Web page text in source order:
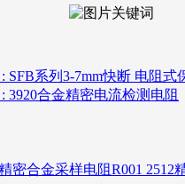
: SFB系列3-7mm快断 电阻式
: 3920合金精密电流检测电阻
2512